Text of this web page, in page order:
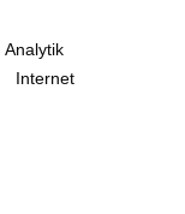
Analytik
Internet